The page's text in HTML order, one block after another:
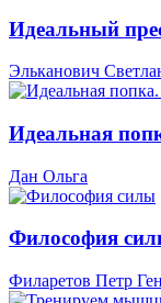
Идеальный
Эльканович
Идеальная
Дан Ольга
Философия
Филаретов Петр